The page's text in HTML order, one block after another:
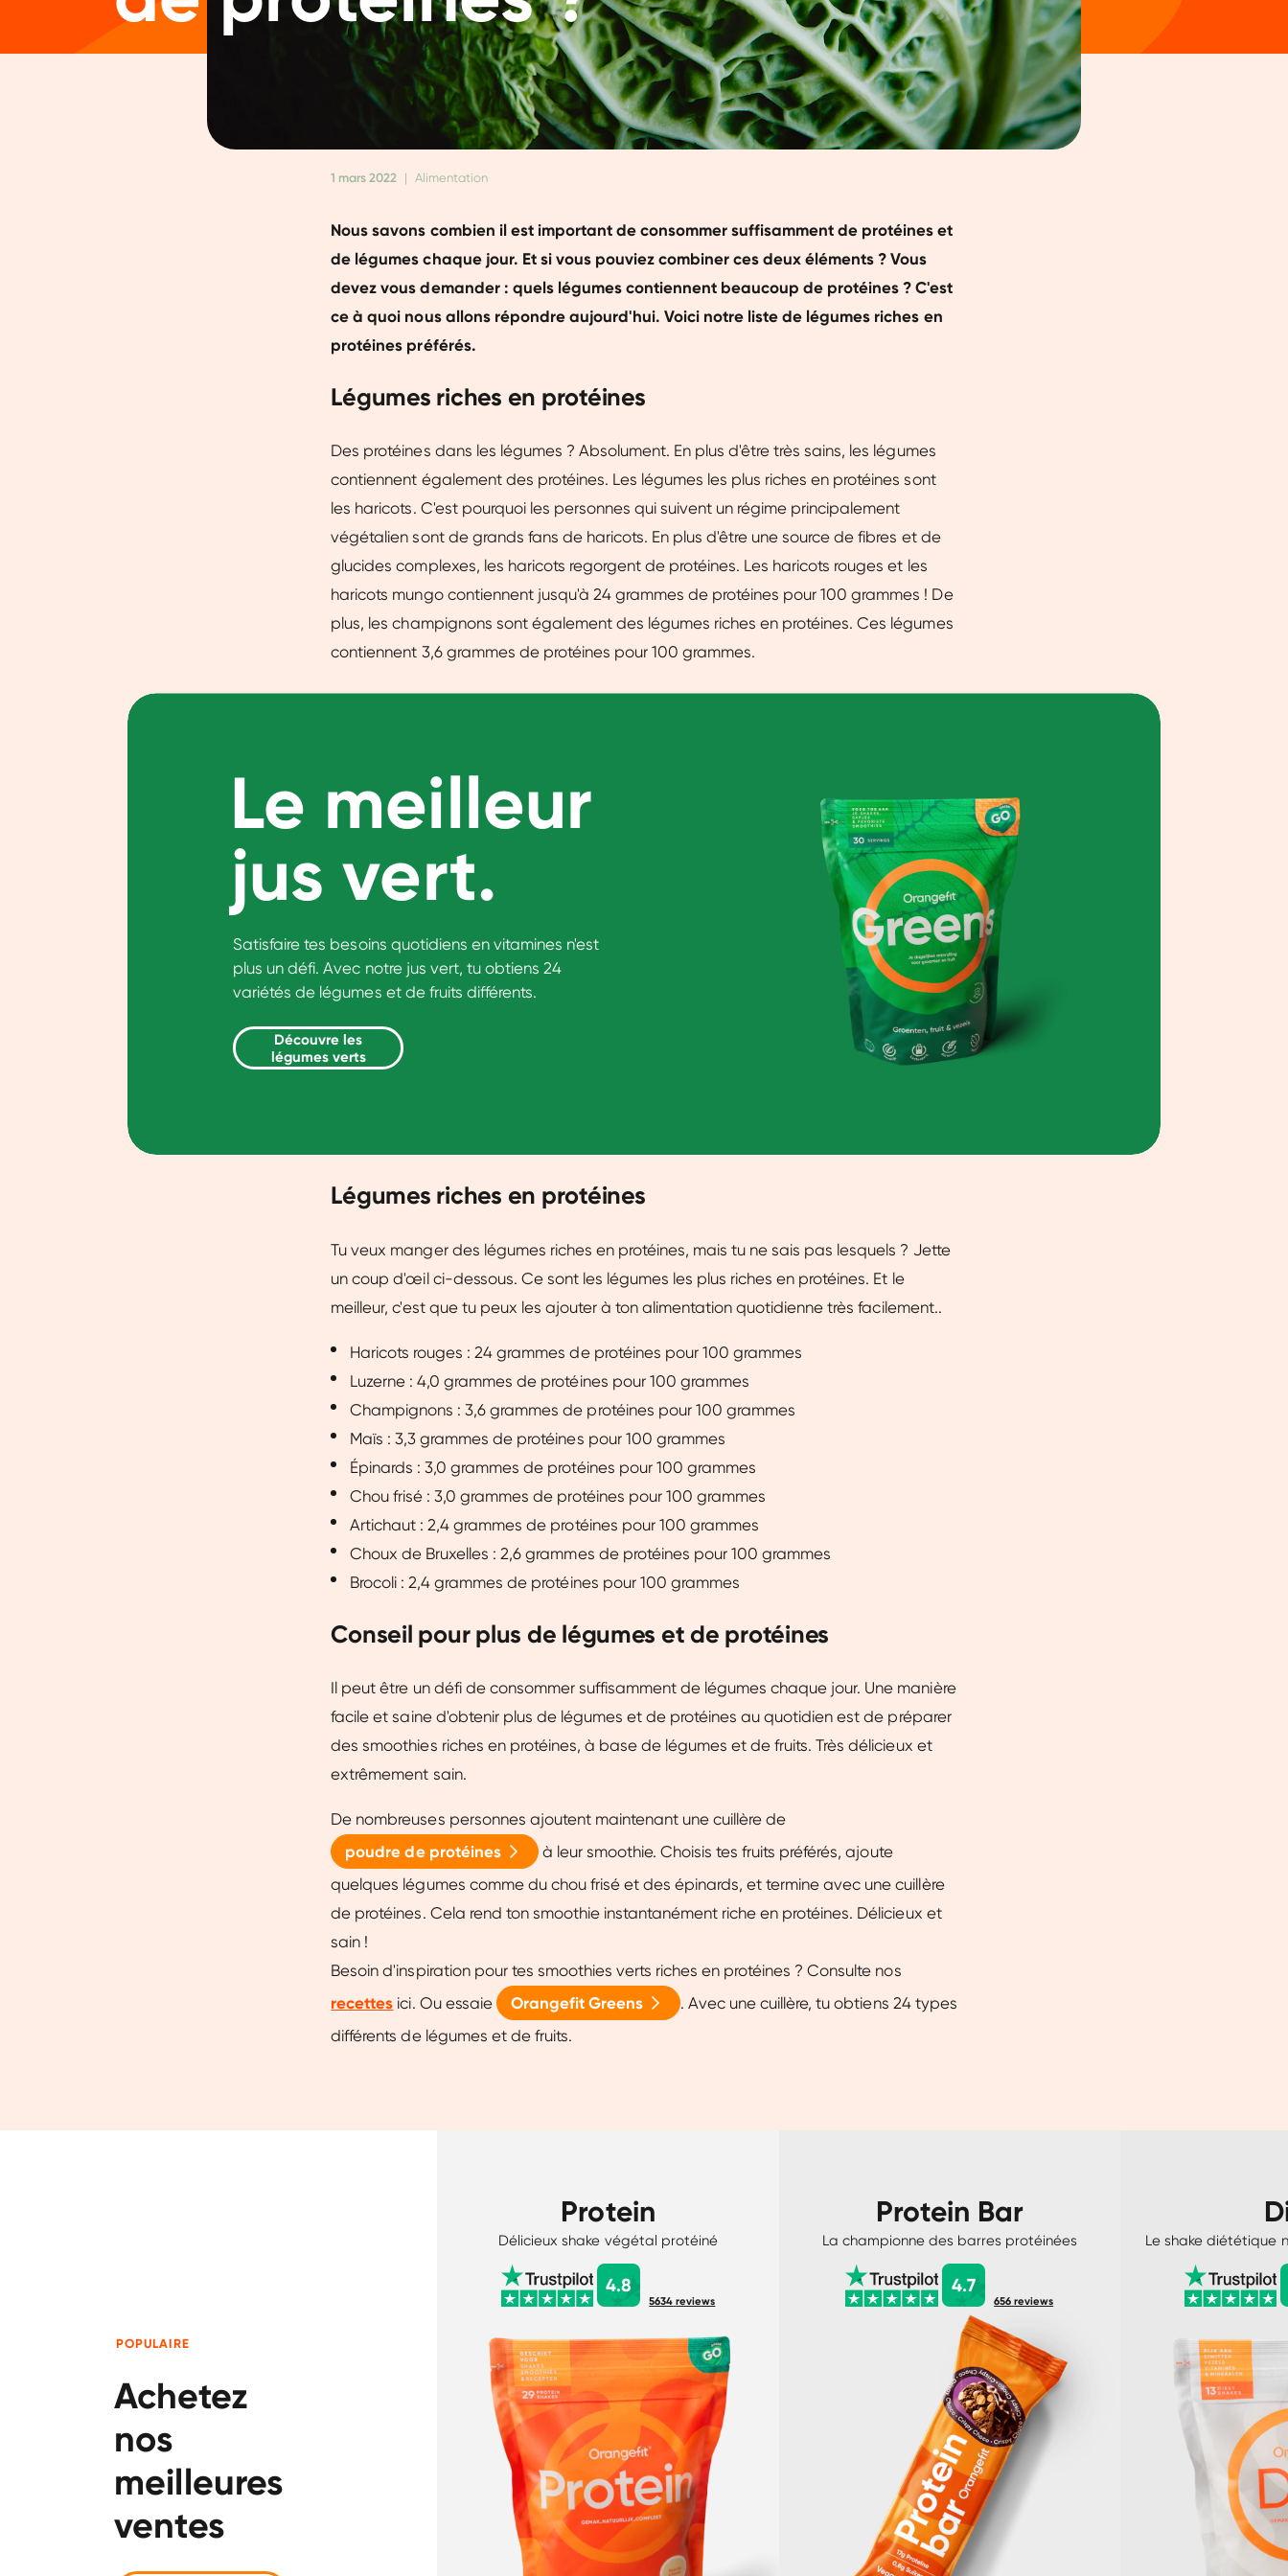
1 mars 2022 | Alimentation
Nous savons combien il est important de consommer suffisamment de protéines et
de légumes chaque jour. Et si vous pouviez combiner ces deux éléments ? Vous
devez vous demander : quels légumes contiennent beaucoup de protéines ? C'est
ce à quoi nous allons répondre aujourd'hui. Voici notre liste de légumes riches en
protéines préférés.
Légumes riches en protéines
Des protéines dans les légumes ? Absolument. En plus d'être très sains, les légumes
contiennent également des protéines. Les légumes les plus riches en protéines sont
les haricots. C'est pourquoi les personnes qui suivent un régime principalement
végétalien sont de grands fans de haricots. En plus d'être une source de fibres et de
glucides complexes, les haricots regorgent de protéines. Les haricots rouges et les
haricots mungo contiennent jusqu'à 24 grammes de protéines pour 100 grammes ! De
plus, les champignons sont également des légumes riches en protéines. Ces légumes
contiennent 3,6 grammes de protéines pour 100 grammes.
Le meilleur
jus vert.
Satisfaire tes besoins quotidiens en vitamines n'est
plus un défi. Avec notre jus vert, tu obtiens 24
variétés de légumes et de fruits différents.
Découvre les
légumes verts
Légumes riches en protéines
Tu veux manger des légumes riches en protéines, mais tu ne sais pas lesquels ? Jette
un coup d'œil ci-dessous. Ce sont les légumes les plus riches en protéines. Et le
meilleur, c'est que tu peux les ajouter à ton alimentation quotidienne très facilement..
Haricots rouges : 24 grammes de protéines pour 100 grammes
Luzerne : 4,0 grammes de protéines pour 100 grammes
Champignons : 3,6 grammes de protéines pour 100 grammes
Maïs : 3,3 grammes de protéines pour 100 grammes
Épinards : 3,0 grammes de protéines pour 100 grammes
Chou frisé : 3,0 grammes de protéines pour 100 grammes
Artichaut : 2,4 grammes de protéines pour 100 grammes
Choux de Bruxelles : 2,6 grammes de protéines pour 100 grammes
Brocoli : 2,4 grammes de protéines pour 100 grammes
Conseil pour plus de légumes et de protéines
Il peut être un défi de consommer suffisamment de légumes chaque jour. Une manière
facile et saine d'obtenir plus de légumes et de protéines au quotidien est de préparer
des smoothies riches en protéines, à base de légumes et de fruits. Très délicieux et
extrêmement sain.
De nombreuses personnes ajoutent maintenant une cuillère de
poudre de protéines
à leur smoothie. Choisis tes fruits préférés, ajoute
quelques légumes comme du chou frisé et des épinards, et termine avec une cuillère
de protéines. Cela rend ton smoothie instantanément riche en protéines. Délicieux et
sain !
Besoin d'inspiration pour tes smoothies verts riches en protéines ? Consulte nos
recettes ici. Ou essaie Orangefit Greens
. Avec une cuillère, tu obtiens 24 types
différents de légumes et de fruits.
POPULAIRE
Achetez
nos
meilleures
ventes
Protein
Délicieux shake végétal protéiné
4.8
5634 reviews
Protein Bar
La championne des barres protéinées
4.7
656 reviews
Le shake diététique